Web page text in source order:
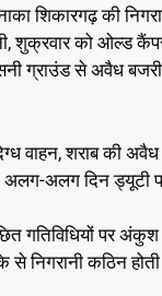
शिकारगढ़ की
शुक्रवार को
ग्राउंड से अवैध
वाहन, शराब की
अलग-अलग दिन ड्यूटी
गतिविधियों पर
से निगरानी कठिन